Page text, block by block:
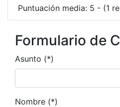
Puntuación media: 5 - (1
Formulario de
Asunto (*)
Nombre (*)